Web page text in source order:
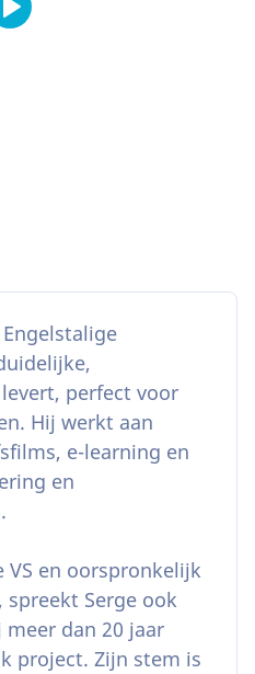
perfect voor
Hij werkt aan
e-learning en
en
VS en oorspronkelijk
Serge ook
dan 20 jaar
project. Zijn stem is